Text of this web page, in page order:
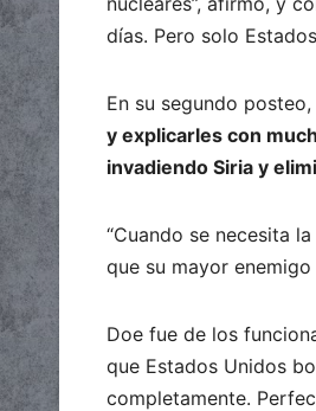
días. Pero solo
En su segundo
y explicarles con
invadiendo Siria y
“Cuando se necesita
que su mayor
Doe fue de los
que Estados Unidos
completamente.